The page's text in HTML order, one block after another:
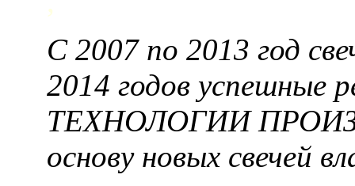
С 2007 по 2013 год
2014 годов успешные
ТЕХНОЛОГИИ
основу новых свечей